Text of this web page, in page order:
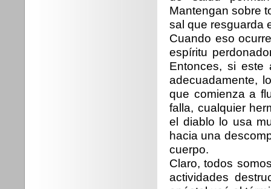
Mantengan sobre
sal que resguarda
Cuando eso
espíritu
Entonces, si
adecuadamente,
que comienza a
falla, cualquier
el diablo lo usa
hacia una
cuerpo.
Claro, todos
actividades